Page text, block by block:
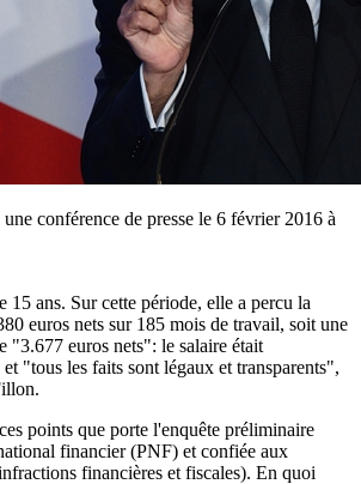
conférence de presse le 6 février 2016 à
15 ans. Sur cette période, elle a percu la
euros nets sur 185 mois de travail, soit une
"3.677 euros nets": le salaire était
"tous les faits sont légaux et transparents",
points que porte l'enquête préliminaire
financier (PNF) et confiée aux
financières et fiscales). En quoi